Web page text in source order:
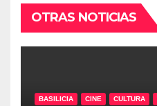
OTRAS NOTICIAS
BASILICIA CINE CULTURA